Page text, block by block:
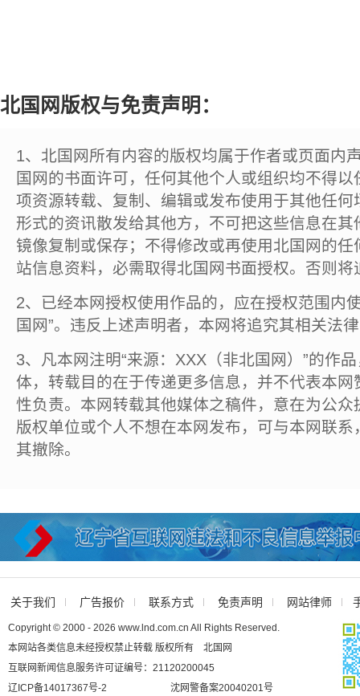
北国网版权与免责声明：
1、北国网所有内容的版权均属于作者或页面内
国网的书面许可，任何其他个人或组织均不得
项资源转载、复制、编辑或发布使用于其他任
形式的资讯散发给其他方，不可把这些信息在
镜像复制或保存；不得修改或再使用北国网的
站信息资料，必需取得北国网书面授权。否则将
2、已经本网授权使用作品的，应在授权范围内
国网”。违反上述声明者，本网将追究其相关法
3、凡本网注明“来源：XXX（非北国网）”的作
体，转载目的在于传递更多信息，并不代表本
性负责。本网转载其他媒体之稿件，意在为公
版权单位或个人不想在本网发布，可与本网联
其撤除。
关于我们 广告报价 联系方式 免责声明 网站律师
Copyright © 2000 - 2026 www.lnd.com.cn All Rights Reserved.
本网站各类信息未经授权禁止转载 版权所有 北国网
互联网新闻信息服务许可证编号：21120200045
辽ICP备14017367号-2
沈网警备案20040201号